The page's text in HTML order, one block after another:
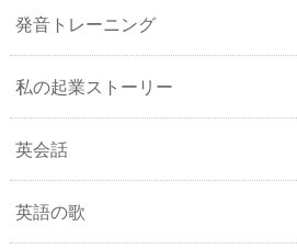
発音トレーニング
私の起業ストーリー
英会話
英語の歌